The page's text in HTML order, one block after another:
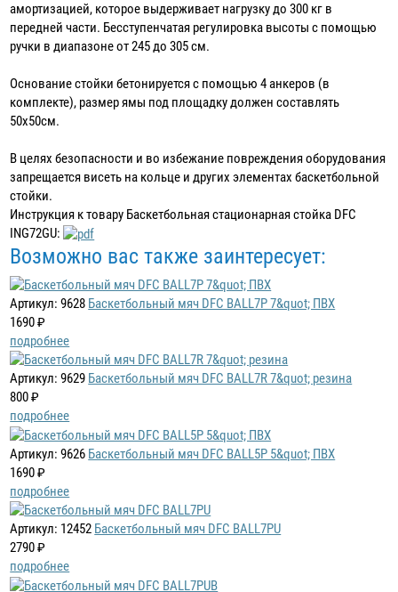
амортизацией, которое выдерживает нагрузку до 300 кг в
передней части. Бесступенчатая регулировка высоты с помощью
ручки в диапазоне от 245 до 305 см.
Основание стойки бетонируется с помощью 4 анкеров (в
комплекте), размер ямы под площадку должен составлять
50х50см.
В целях безопасности и во избежание повреждения оборудования
запрещается висеть на кольце и других элементах баскетбольной
стойки.
Инструкция к товару Баскетбольная стационарная стойка DFC
ING72GU:
Возможно вас также заинтересует:
Артикул: 9628 Баскетбольный мяч DFC BALL7P 7&quot; ПВХ
1690 ₽
подробнее
Артикул: 9629 Баскетбольный мяч DFC BALL7R 7&quot; резина
800 ₽
подробнее
Артикул: 9626 Баскетбольный мяч DFC BALL5P 5&quot; ПВХ
1690 ₽
подробнее
Артикул: 12452 Баскетбольный мяч DFC BALL7PU
2790 ₽
подробнее